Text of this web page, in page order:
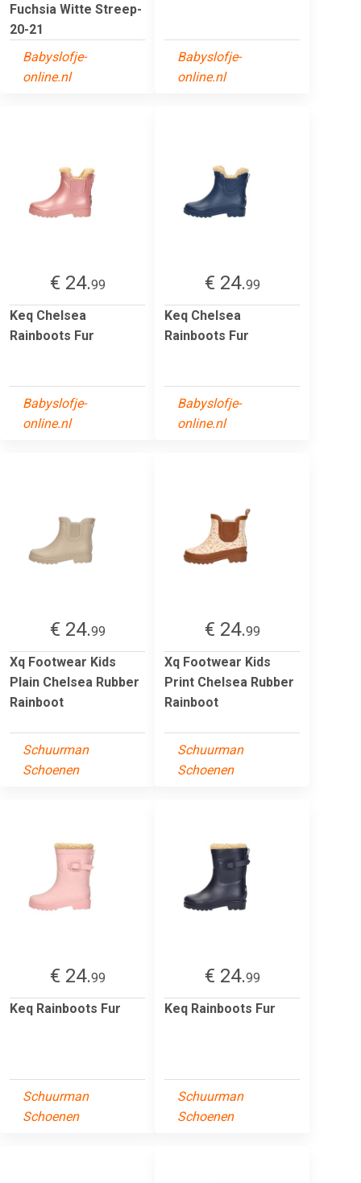
Fuchsia Witte Streep-
20-21
Babyslofje-
online.nl
Babyslofje-
online.nl
€ 24.99
Keq Chelsea
Rainboots Fur
Babyslofje-
online.nl
€ 24.99
Keq Chelsea
Rainboots Fur
Babyslofje-
online.nl
€ 24.99
Xq Footwear Kids
Plain Chelsea Rubber
Rainboot
Schuurman
Schoenen
€ 24.99
Xq Footwear Kids
Print Chelsea Rubber
Rainboot
Schuurman
Schoenen
€ 24.99
Keq Rainboots Fur
Schuurman
Schoenen
€ 24.99
Keq Rainboots Fur
Schuurman
Schoenen